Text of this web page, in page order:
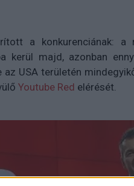
a konkurenciának: a
kerül majd, azonban
USA területén
Youtube Red elérését.